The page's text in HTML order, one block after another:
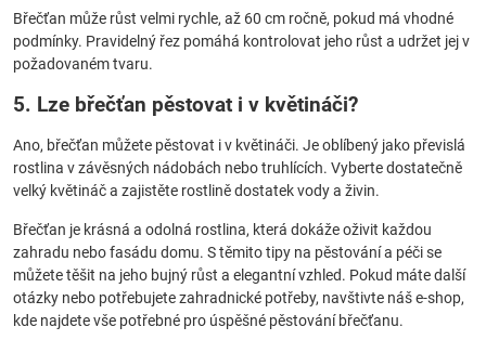
Břečťan může růst velmi rychle, až 60 cm ročně, pokud má vhodné
podmínky. Pravidelný řez pomáhá kontrolovat jeho růst a udržet jej v
požadovaném tvaru.
5. Lze břečťan pěstovat i v květináči?
Ano, břečťan můžete pěstovat i v květináči. Je oblíbený jako převislá
rostlina v závěsných nádobách nebo truhlících. Vyberte dostatečně
velký květináč a zajistěte rostlině dostatek vody a živin.
Břečťan je krásná a odolná rostlina, která dokáže oživit každou
zahradu nebo fasádu domu. S těmito tipy na pěstování a péči se
můžete těšit na jeho bujný růst a elegantní vzhled. Pokud máte další
otázky nebo potřebujete zahradnické potřeby, navštivte náš e-shop,
kde najdete vše potřebné pro úspěšné pěstování břečťanu.